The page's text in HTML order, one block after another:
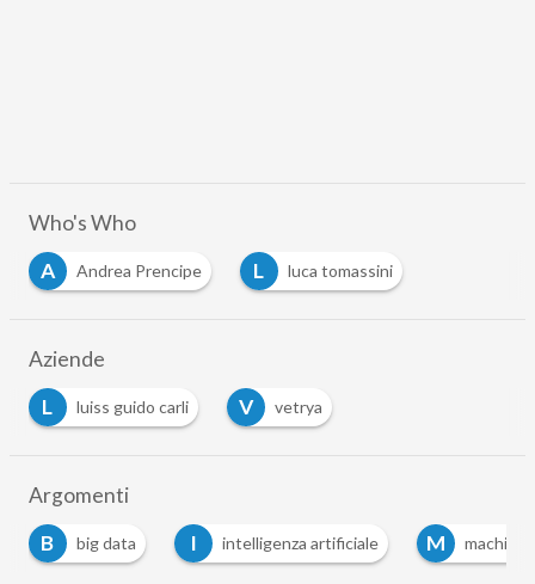
Who's Who
A
Andrea Prencipe L luca tomassini
Aziende
L
luiss guido carli V vetrya
Argomenti
B
big data I intelligenza artificiale M machine